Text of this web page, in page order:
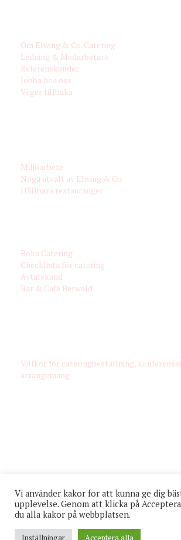
Om Elwing & Co. Catering
Ledning & Medarbetare
Referenskunder
Jobba hos oss
Vi ger tillbaka
Miljöarbete
Noga utvalt av Elwing & Co.
Hållbara restauranger
Boka Catering
Checklista för catering
Avtalskund
Bar & Café Berwald
Villkor för cateringbeställning,
arrangemang
© Alla rättigheter förbehålles Elwing &
Vi använder kakor for att kunna ge dig
upplevelse. Genom att klicka på
du alla kakor på webbplatsen.
Inställningar Acceptera alla